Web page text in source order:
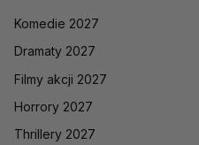
Komedie 2027
Dramaty 2027
Filmy akcji 2027
Horrory 2027
Thrillery 2027